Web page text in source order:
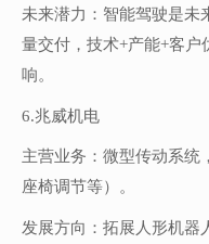
未来潜力：智能驾驶是未
量交付，技术+产能+客户
响。
6.兆威机电
主营业务：微型传动系统
座椅调节等）。
发展方向：拓展人形机器